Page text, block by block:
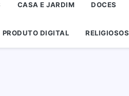
CASA E JARDIM DOCES
PRODUTO DIGITAL RELIGIOSOS